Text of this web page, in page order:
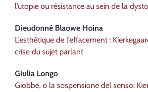
l’utopie ou résistance au sein de la
Dieudonné Blaowe Hoina
L’esthétique de l’effacement :
crise du sujet parlant
Giulia Longo
Giobbe, o la sospensione del senso: